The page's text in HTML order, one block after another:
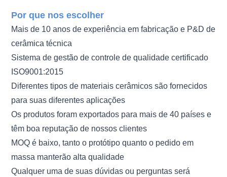
Por que nos escolher
Mais de 10 anos de experiência em fabricação e P&D de
cerâmica técnica
Sistema de gestão de controle de qualidade certificado
ISO9001:2015
Diferentes tipos de materiais cerâmicos são fornecidos
para suas diferentes aplicações
Os produtos foram exportados para mais de 40 países e
têm boa reputação de nossos clientes
MOQ é baixo, tanto o protótipo quanto o pedido em
massa manterão alta qualidade
Qualquer uma de suas dúvidas ou perguntas será